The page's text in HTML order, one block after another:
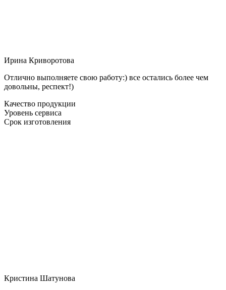
Ирина Криворотова
Отлично выполняете свою работу:) все остались более чем
довольны, респект!)
Качество продукции
Уровень сервиса
Срок изготовления
Кристина Шатунова